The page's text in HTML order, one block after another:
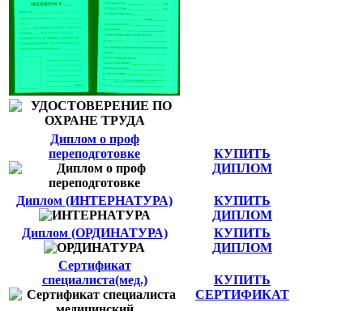
Диплом о проф
переподготовке
КУПИТЬ
ДИПЛОМ
Диплом (ИНТЕРНАТУРА)
КУПИТЬ
ДИПЛОМ
Диплом (ОРДИНАТУРА)
КУПИТЬ
ДИПЛОМ
Сертификат
специалиста(мед.)
КУПИТЬ
СЕРТИФИКАТ